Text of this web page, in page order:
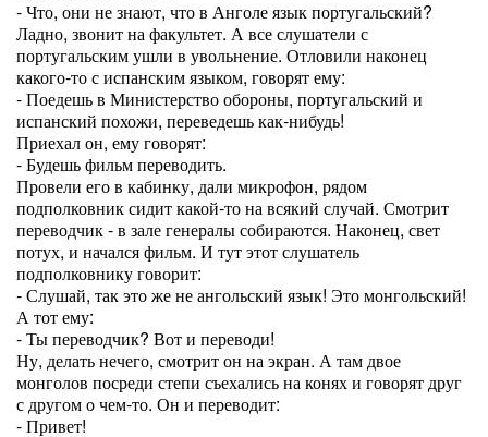
- Что, они не знают, что в Анголе язык португальский?
Ладно, звонит на факультет. А все слушатели с
португальским ушли в увольнение. Отловили наконец
какого-то с испанским языком, говорят ему:
- Поедешь в Министерство обороны, португальский и
испанский похожи, переведешь как-нибудь!
Приехал он, ему говорят:
- Будешь фильм переводить.
Провели его в кабинку, дали микрофон, рядом
подполковник сидит какой-то на всякий случай. Смотрит
переводчик - в зале генералы собираются. Наконец, свет
потух, и начался фильм. И тут этот слушатель
подполковнику говорит:
- Слушай, так это же не ангольский язык! Это монгольский!
А тот ему:
- Ты переводчик? Вот и переводи!
Ну, делать нечего, смотрит он на экран. А там двое
монголов посреди степи съехались на конях и говорят друг
с другом о чем-то. Он и переводит:
- Привет!